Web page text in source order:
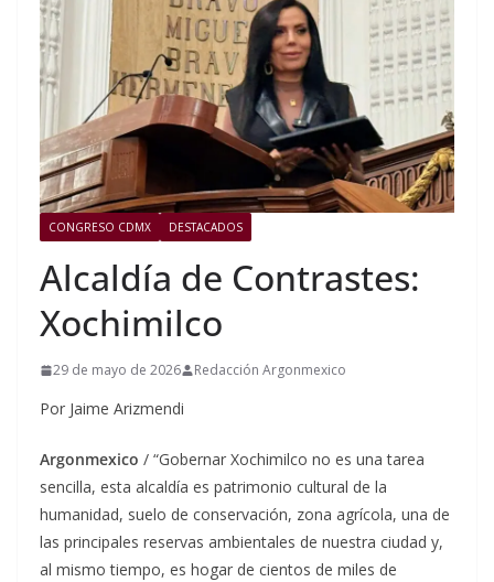
CONGRESO CDMX DESTACADOS
Alcaldía de Contrastes:
Xochimilco
29 de mayo de 2026 Redacción Argonmexico
Por Jaime Arizmendi
Argonmexico / “Gobernar Xochimilco no es una tarea
sencilla, esta alcaldía es patrimonio cultural de la
humanidad, suelo de conservación, zona agrícola, una de
las principales reservas ambientales de nuestra ciudad y,
al mismo tiempo, es hogar de cientos de miles de